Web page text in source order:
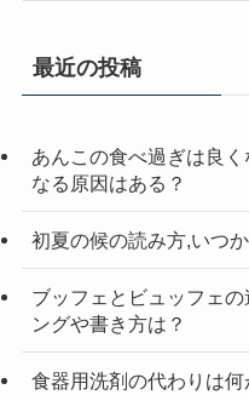
リ
索
最近の投稿
あんこの食べ過ぎは良
なる原因はある？
初夏の候の読み方,いつ
ブッフェとビュッフェ
ングや書き方は？
食器用洗剤の代わりは